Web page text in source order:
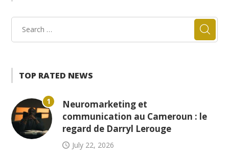
TOP RATED NEWS
1
Neuromarketing et
communication au Cameroun : le
regard de Darryl Lerouge
July 22, 2026